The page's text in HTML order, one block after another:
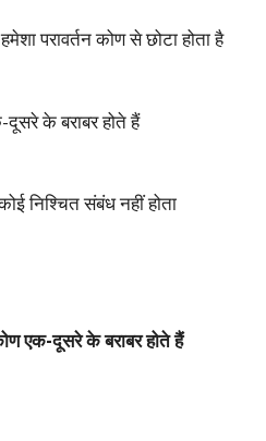
परावर्तन कोण से छोटा होता है
के बराबर होते हैं
निश्चित संबंध नहीं होता
एक-दूसरे के बराबर होते हैं